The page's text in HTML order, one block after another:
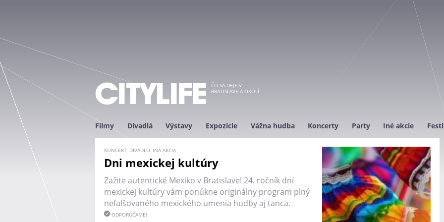
ČO SA DEJE V
BRATISLAVE A OKOLÍ
Filmy Divadlá Výstavy Expozície Vážna hudba Koncerty Party Iné akcie
KONCERT DIVADLO INÁ AKCIA
Dni mexickej kultúry
Zažite autentické Mexiko v Bratislave! 24. ročník dní
mexickej kultúry vám ponúkne originálny program plný
nefalšovaného mexického umenia hudby aj tanca.
ODPORÚČAME!